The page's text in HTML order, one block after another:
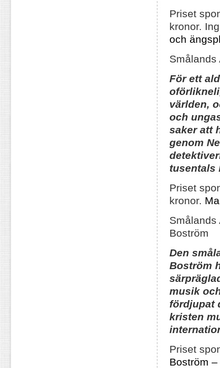
Priset
kronor.
och
För ett
världen,
och
saker att
genom
tusentals
Priset
kronor.
Boström
Den
Boström
musik
fördjupat
kristen
Priset
Boström